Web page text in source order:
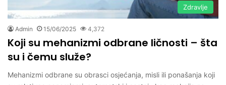
Zdravlje
Admin 15/06/2025 4,372
Koji su mehanizmi odbrane ličnosti – šta
su i čemu služe?
Mehanizmi odbrane su obrasci osjećanja, misli ili ponašanja koji